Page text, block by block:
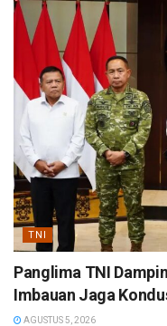
TNI
Panglima TNI
Imbauan Jaga
AGUSTUS 5, 2026